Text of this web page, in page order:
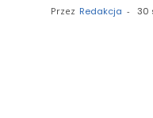
Przez Redakcja - 30